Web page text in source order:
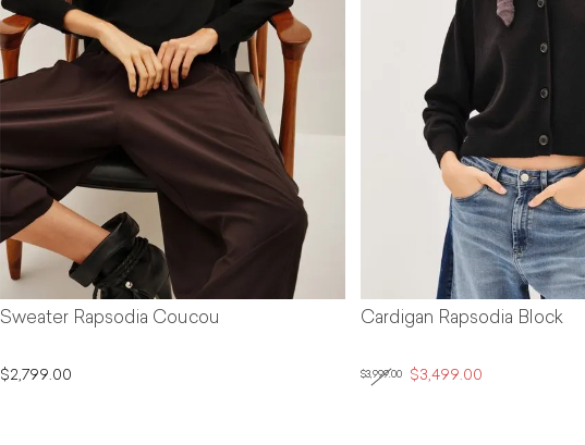
Sweater Rapsodia Coucou
$2,799.00
Cardigan Rapsodia Block
$3,999.00 $3,499.00